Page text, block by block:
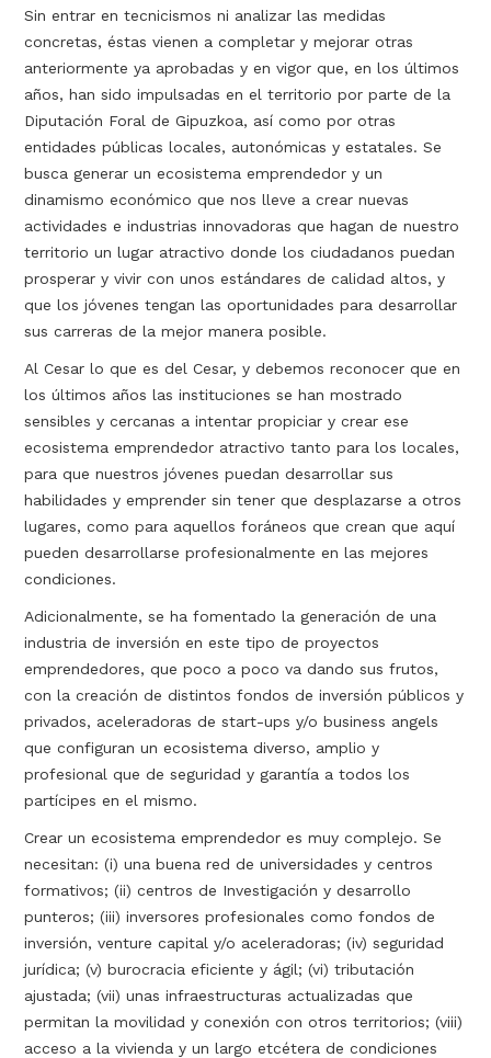
Sin entrar en tecnicismos ni analizar las medidas
concretas, éstas vienen a completar y mejorar otras
anteriormente ya aprobadas y en vigor que, en los últimos
años, han sido impulsadas en el territorio por parte de la
Diputación Foral de Gipuzkoa, así como por otras
entidades públicas locales, autonómicas y estatales. Se
busca generar un ecosistema emprendedor y un
dinamismo económico que nos lleve a crear nuevas
actividades e industrias innovadoras que hagan de nuestro
territorio un lugar atractivo donde los ciudadanos puedan
prosperar y vivir con unos estándares de calidad altos, y
que los jóvenes tengan las oportunidades para desarrollar
sus carreras de la mejor manera posible.
Al Cesar lo que es del Cesar, y debemos reconocer que en
los últimos años las instituciones se han mostrado
sensibles y cercanas a intentar propiciar y crear ese
ecosistema emprendedor atractivo tanto para los locales,
para que nuestros jóvenes puedan desarrollar sus
habilidades y emprender sin tener que desplazarse a otros
lugares, como para aquellos foráneos que crean que aquí
pueden desarrollarse profesionalmente en las mejores
condiciones.
Adicionalmente, se ha fomentado la generación de una
industria de inversión en este tipo de proyectos
emprendedores, que poco a poco va dando sus frutos,
con la creación de distintos fondos de inversión públicos y
privados, aceleradoras de start-ups y/o business angels
que configuran un ecosistema diverso, amplio y
profesional que de seguridad y garantía a todos los
partícipes en el mismo.
Crear un ecosistema emprendedor es muy complejo. Se
necesitan: (i) una buena red de universidades y centros
formativos; (ii) centros de Investigación y desarrollo
punteros; (iii) inversores profesionales como fondos de
inversión, venture capital y/o aceleradoras; (iv) seguridad
jurídica; (v) burocracia eficiente y ágil; (vi) tributación
ajustada; (vii) unas infraestructuras actualizadas que
permitan la movilidad y conexión con otros territorios; (viii)
acceso a la vivienda y un largo etcétera de condiciones